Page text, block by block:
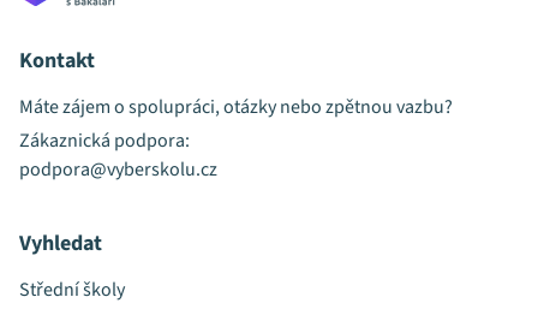
Kontakt
Máte zájem o spolupráci, otázky nebo zpětnou vazbu?
Zákaznická podpora:
podpora@vyberskolu.cz
Vyhledat
Střední školy